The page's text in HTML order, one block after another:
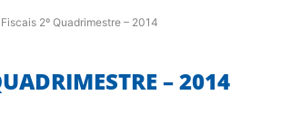
2º Quadrimestre – 2014
– 2014